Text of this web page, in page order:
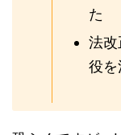
た
法
役を